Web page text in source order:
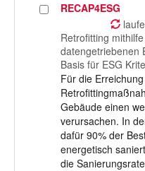
ProjektRECAP4ESG
Retrofitting
datengetriebenen
Basis für ESG
Für die
Gebäude einen
verursachen. In
dafür 90% der
energetisch
die